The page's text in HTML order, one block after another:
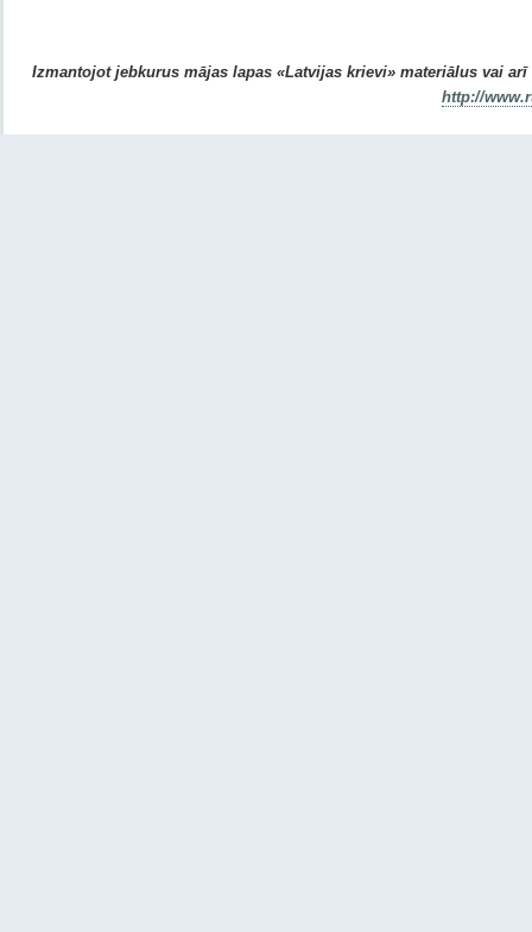
Izmantojot jebkurus mājas lapas «Latvijas krievi» materiālus vai
http://